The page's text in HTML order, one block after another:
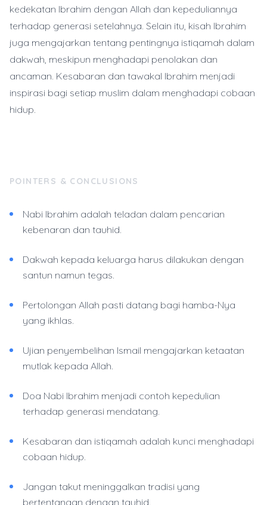
kedekatan Ibrahim dengan Allah dan kepeduliannya
terhadap generasi setelahnya. Selain itu, kisah Ibrahim
juga mengajarkan tentang pentingnya istiqamah dalam
dakwah, meskipun menghadapi penolakan dan
ancaman. Kesabaran dan tawakal Ibrahim menjadi
inspirasi bagi setiap muslim dalam menghadapi cobaan
hidup.
POINTERS & CONCLUSIONS
Nabi Ibrahim adalah teladan dalam pencarian
kebenaran dan tauhid.
Dakwah kepada keluarga harus dilakukan dengan
santun namun tegas.
Pertolongan Allah pasti datang bagi hamba-Nya
yang ikhlas.
Ujian penyembelihan Ismail mengajarkan ketaatan
mutlak kepada Allah.
Doa Nabi Ibrahim menjadi contoh kepedulian
terhadap generasi mendatang.
Kesabaran dan istiqamah adalah kunci menghadapi
cobaan hidup.
Jangan takut meninggalkan tradisi yang
bertentangan dengan tauhid.